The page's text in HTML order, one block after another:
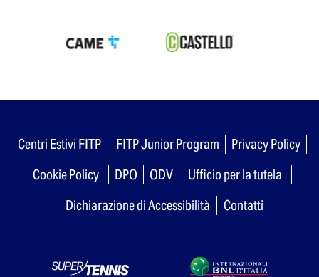
Centri Estivi FITP FITP Junior Program
Privacy Policy
Cookie Policy
DPO ODV
Ufficio per la tutela
Dichiarazione di Accessibilità
Contatti